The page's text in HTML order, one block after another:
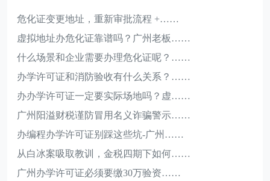
危化证变更地址，重新审批流程 +……
虚拟地址办危化证靠谱吗？广州老板……
什么场景和企业需要办理危化证呢？……
办学许可证和消防验收有什么关系？……
办办学许可证一定要实际场地吗？虚……
广州阳溢财税谨防冒用名义诈骗警示……
办编程办学许可证别踩这些坑-广州……
从白冰案吸取教训，金税四期下如何……
广州办学许可证必须要缴30万验资……